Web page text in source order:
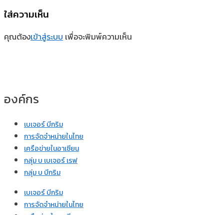
ใส่ความเห็น
คุณต้องเข้าสู่ระบบ เพื่อจะพิมพ์ความเห็น
องค์กร
เบเจอร์ บีกริม
การจัดจำหน่ายในไทย
เครือข่ายในอาเซียน
กลุ่ม บ เบเจอร์ เรฟ
กลุ่ม บ บีกริม
เบเจอร์ บีกริม
การจัดจำหน่ายในไทย